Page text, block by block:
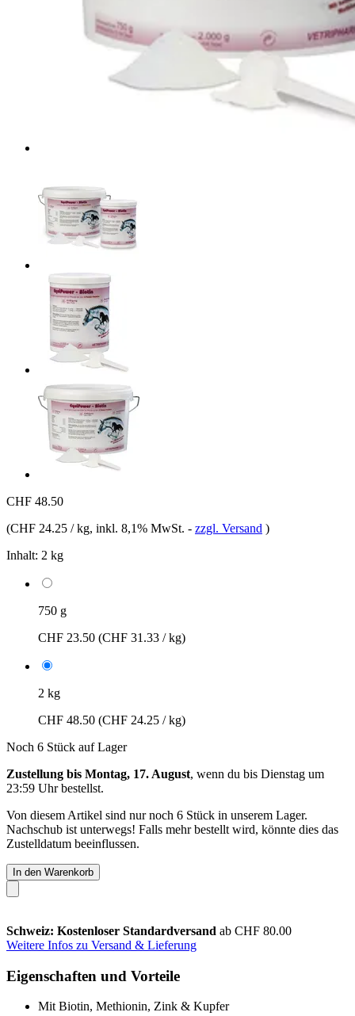
CHF 48.50
(CHF 24.25 / kg, inkl. 8,1% MwSt. - zzgl. Versand )
Inhalt: 2 kg
750 g
CHF 23.50 (CHF 31.33 / kg)
2 kg
CHF 48.50 (CHF 24.25 / kg)
Noch 6 Stück auf Lager
Zustellung bis Montag, 17. August, wenn du bis Dienstag um
23:59 Uhrbestellst.
Von diesem Artikel sind nur noch 6 Stück in unserem Lager.
Nachschub ist unterwegs! Falls mehr bestellt wird, könnte dies das
Zustelldatum beeinflussen.
In den Warenkorb
Schweiz: Kostenloser Standardversand ab CHF 80.00
Weitere Infos zu Versand & Lieferung
Eigenschaften und Vorteile
Mit Biotin, Methionin, Zink & Kupfer